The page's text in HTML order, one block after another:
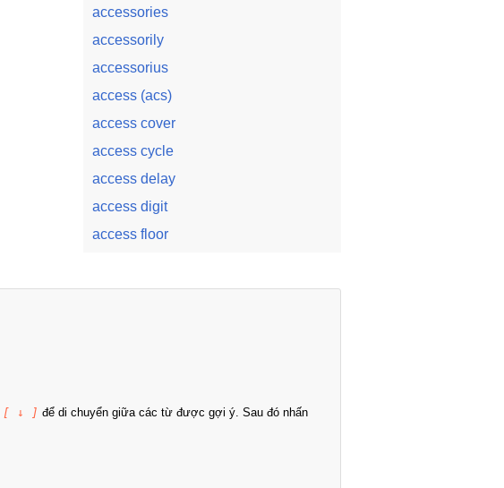
accessories
accessorily
accessorius
access (acs)
access cover
access cycle
access delay
access digit
access floor
[ ↓ ] để di chuyển giữa các từ được gợi ý. Sau đó nhấn